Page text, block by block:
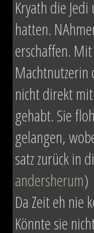
Kryath die
hatten.
erschaffen.
Machtnutzerin
nicht direkt
gehabt. Sie
gelangen,
satz zurück in
andersherum)
Da Zeit eh nie
Könnte sie